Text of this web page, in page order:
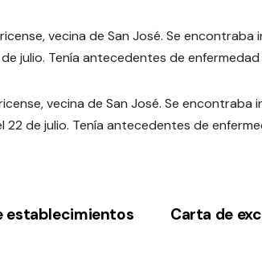
vecina de San José. Se encontraba
julio. Tenía antecedentes de
vecina de San José. Se encontraba
22 de julio. Tenía antecedentes de
Carta de
establecimientos